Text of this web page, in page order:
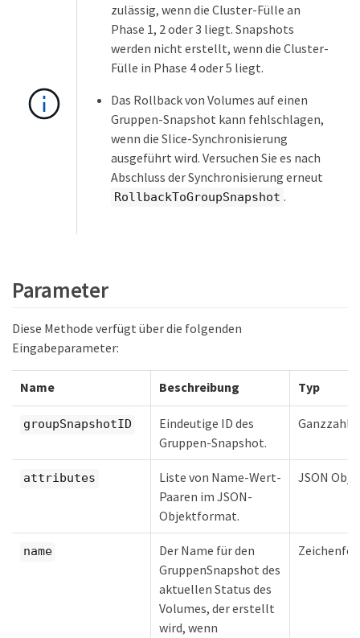
zulässig, wenn die Cluster-Fülle an
Phase 1, 2 oder 3 liegt. Snapshots
werden nicht erstellt, wenn die Cluster-
Fülle in Phase 4 oder 5 liegt.
Das Rollback von Volumes auf einen
Gruppen-Snapshot kann fehlschlagen,
wenn die Slice-Synchronisierung
ausgeführt wird. Versuchen Sie es nach
Abschluss der Synchronisierung erneut
RollbackToGroupSnapshot .
Parameter
Diese Methode verfügt über die folgenden
Eingabeparameter:
Name Beschreibung Typ
groupSnapshotID
Eindeutige ID des
Gruppen-Snapshot.
Ganzzahl
attributes
Liste von Name-Wert-
Paaren im JSON-
Objektformat.
JSON
name
Der Name für den
GruppenSnapshot des
aktuellen Status des
Volumes, der erstellt
wird, wenn